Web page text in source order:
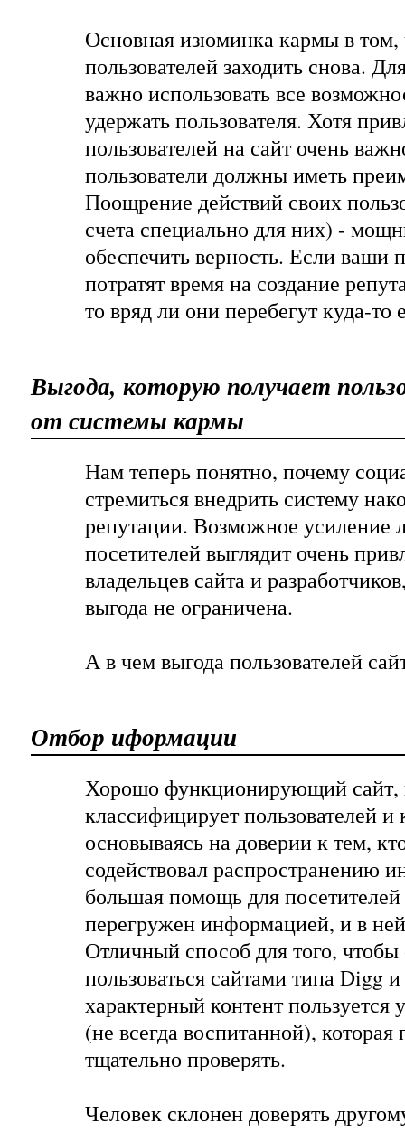
Основная изюминка кармы в том,
пользователей заходить снова.
важно использовать все
удержать пользователя. Хотя
пользователей на сайт очень
пользователи должны иметь
Поощрение действий своих
счета специально для них) -
обеспечить верность. Если ваши
потратят время на создание
то вряд ли они перебегут куда-
Выгода, которую получает
от системы кармы
Нам теперь понятно, почему
стремиться внедрить систему
репутации. Возможное усиление
посетителей выглядит очень
владельцев сайта и
выгода не ограничена.
А в чем выгода пользователей
Отбор иформации
Хорошо функционирующий сайт,
классифицирует пользователей и
основываясь на доверии к тем,
содействовал распространению
большая помощь для
перегружен информацией, и в ней
Отличный способ для того,
пользоваться сайтами типа Digg
характерный контент пользуется
(не всегда воспитанной), которая
тщательно проверять.
Человек склонен доверять